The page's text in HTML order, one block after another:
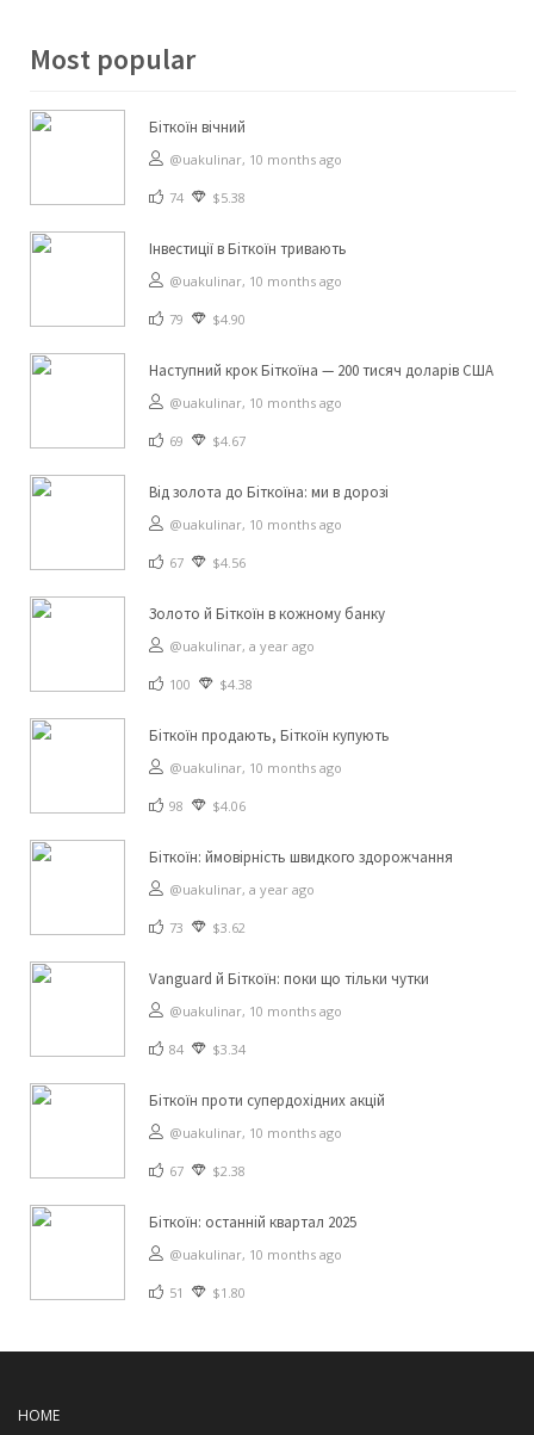
Most popular
Біткоїн вічний
@uakulinar, 10 months ago
74 $5.38
Інвестиції в Біткоїн тривають
@uakulinar, 10 months ago
79 $4.90
Наступний крок Біткоїна — 200 тисяч доларів США
@uakulinar, 10 months ago
69 $4.67
Від золота до Біткоїна: ми в дорозі
@uakulinar, 10 months ago
67 $4.56
Золото й Біткоїн в кожному банку
@uakulinar, a year ago
100 $4.38
Біткоїн продають, Біткоїн купують
@uakulinar, 10 months ago
98 $4.06
Біткоїн: ймовірність швидкого здорожчання
@uakulinar, a year ago
73 $3.62
Vanguard й Біткоїн: поки що тільки чутки
@uakulinar, 10 months ago
84 $3.34
Біткоїн проти супердохідних акцій
@uakulinar, 10 months ago
67 $2.38
Біткоїн: останній квартал 2025
@uakulinar, 10 months ago
51 $1.80
HOME